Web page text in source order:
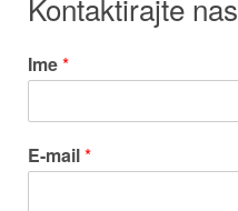
Kontaktirajte nas
Ime*
E-mail*